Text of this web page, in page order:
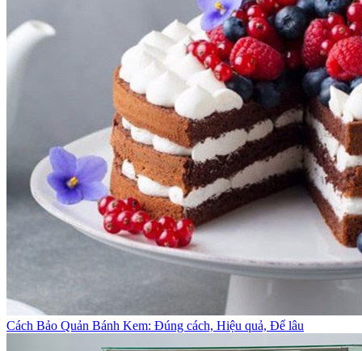
Cách Bảo Quản Bánh Kem: Đúng cách, Hiệu quả, Để lâu